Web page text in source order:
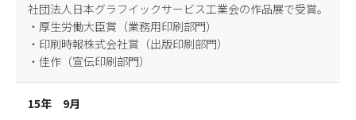
社団法人日本グラフイックサービス工業会の作品展で受賞。
・厚生労働大臣賞（業務用印刷部門）
・印刷時報株式会社賞（出版印刷部門）
・佳作（宣伝印刷部門）
15年 9月